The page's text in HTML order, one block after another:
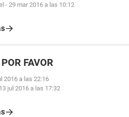
- 29 mar 2016 a las 10:12
FAVOR
2016 a las 22:16
13 jul 2016 a las 17:32